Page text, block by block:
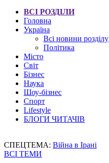
ВСІ РОЗДІЛИ
Головна
Україна
Всі новини розділу
Політика
Місто
Світ
Бізнес
Наука
Шоу-бізнес
Спорт
Lifestyle
БЛОГИ ЧИТАЧІВ
СПЕЦТЕМА: Війна в Ірані
ВСІ ТЕМИ